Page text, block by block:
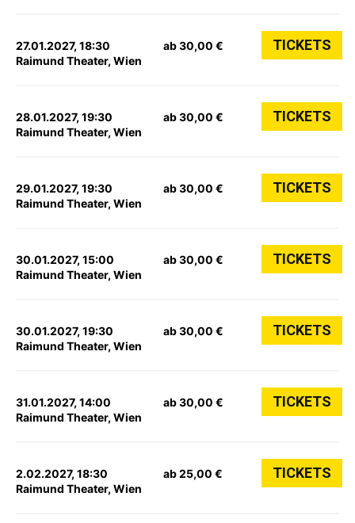
27.01.2027, 18:30
Raimund Theater, Wien
ab 30,00 € TICKETS
28.01.2027, 19:30
Raimund Theater, Wien
ab 30,00 € TICKETS
29.01.2027, 19:30
Raimund Theater, Wien
ab 30,00 € TICKETS
30.01.2027, 15:00
Raimund Theater, Wien
ab 30,00 € TICKETS
30.01.2027, 19:30
Raimund Theater, Wien
ab 30,00 € TICKETS
31.01.2027, 14:00
Raimund Theater, Wien
ab 30,00 € TICKETS
2.02.2027, 18:30
Raimund Theater, Wien
ab 25,00 € TICKETS